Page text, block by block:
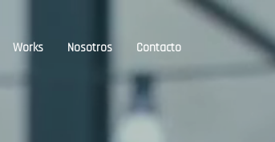
Works Nosotros Contacto